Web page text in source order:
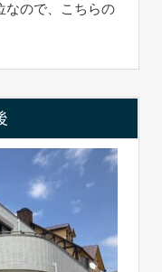
なので、こちらの